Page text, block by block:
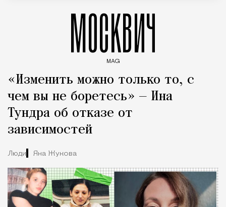
МОСКВИЧ
MAG
«Изменить можно только то, с
чем вы не боретесь» — Ина
Тундра об отказе от
зависимостей
Люди Яна Жукова